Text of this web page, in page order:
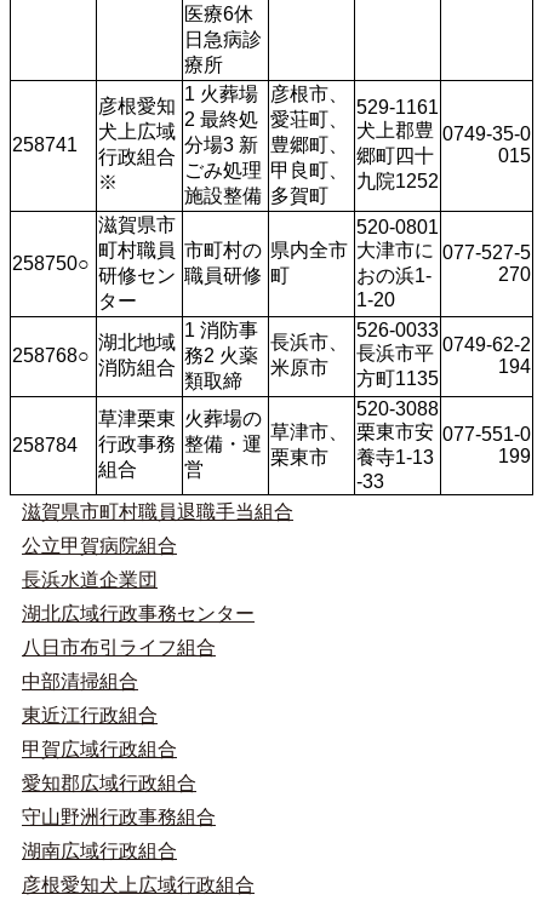
医療6休
日急病診
療所
258741
彦根愛知
犬上広域
行政組合
※
1 火葬場
2 最終処
分場3 新
ごみ処理
施設整備
彦根市、
愛荘町、
豊郷町、
甲良町、
多賀町
529-1161
犬上郡豊
郷町四十
九院1252
0749-35-0
015
258750○
滋賀県市
町村職員
研修セン
ター
市町村の
職員研修
県内全市
町
520-0801
大津市に
おの浜1-
1-20
077-527-5
270
258768○
湖北地域
消防組合
1 消防事
務2 火薬
類取締
長浜市、
米原市
526-0033
長浜市平
方町1135
0749-62-2
194
258784
草津栗東
行政事務
組合
火葬場の
整備・運
営
草津市、
栗東市
520-3088
栗東市安
養寺1-13
-33
077-551-0
199
滋賀県市町村職員退職手当組合
公立甲賀病院組合
長浜水道企業団
湖北広域行政事務センター
八日市布引ライフ組合
中部清掃組合
東近江行政組合
甲賀広域行政組合
愛知郡広域行政組合
守山野洲行政事務組合
湖南広域行政組合
彦根愛知犬上広域行政組合